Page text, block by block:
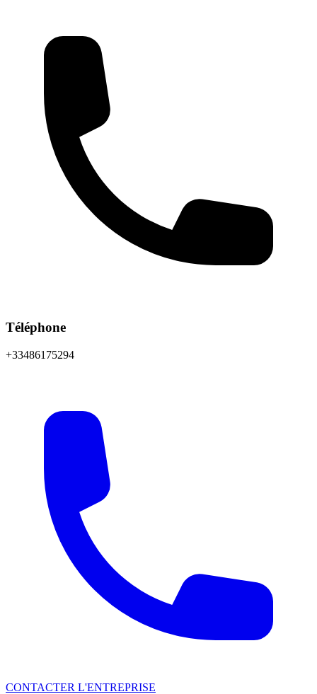
Téléphone
+33486175294
CONTACTER L'ENTREPRISE